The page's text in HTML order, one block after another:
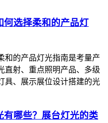
何选择柔和的产品灯
和的产品灯光指南是考量产
直射、重点照明产品、多级
具、展示展位设计搭建的光
有哪些？展台灯光的类